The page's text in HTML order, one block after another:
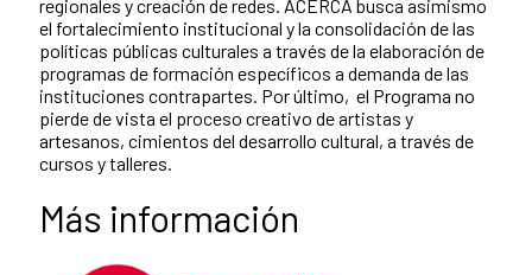
regionales y creación de redes. ACERCA busca asimismo
el fortalecimiento institucional y la consolidación de las
políticas públicas culturales a través de la elaboración de
programas de formación específicos a demanda de las
instituciones contrapartes. Por último, el Programa no
pierde de vista el proceso creativo de artistas y
artesanos, cimientos del desarrollo cultural, a través de
cursos y talleres.
Más información